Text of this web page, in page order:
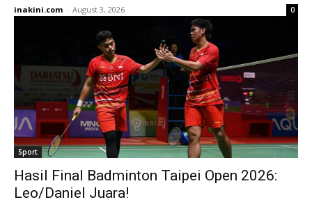
inakini.com - August 3, 2026 0
Sport
Hasil Final Badminton Taipei Open 2026:
Leo/Daniel Juara!